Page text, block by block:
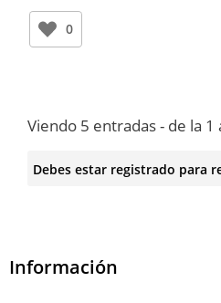
0
Viendo 5 entradas - de la
Debes estar registrado para
Información